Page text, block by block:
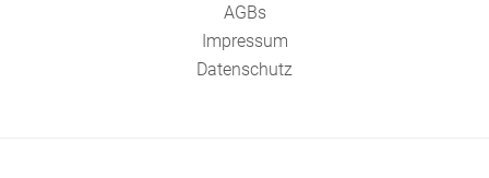
AGBs
Impressum
Datenschutz